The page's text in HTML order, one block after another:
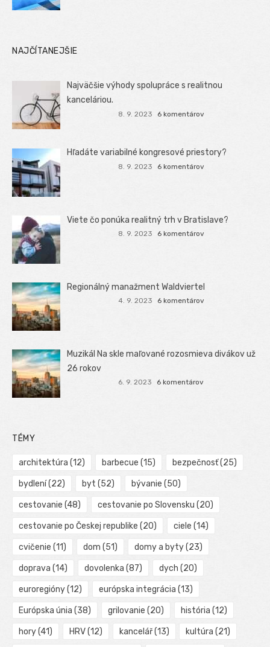
NAJČÍTANEJŠIE
Najväčšie výhody spolupráce s realitnou
kanceláriou.
8. 9. 2023 6 komentárov
Hľadáte variabilné kongresové priestory?
8. 9. 2023 6 komentárov
Viete čo ponúka realitný trh v Bratislave?
8. 9. 2023 6 komentárov
Regionálný manažment Waldviertel
4. 9. 2023 6 komentárov
Muzikál Na skle maľované rozosmieva divákov už
26 rokov
6. 9. 2023 6 komentárov
TÉMY
architektúra (12) barbecue (15) bezpečnosť(25)
bydlení(22) byt (52) bývanie (50)
cestovanie (48) cestovanie po Slovensku (20)
cestovanie po Českej republike (20) ciele (14)
cvičenie (11) dom (51) domy a byty(23)
doprava (14) dovolenka (87) dych (20)
euroregióny(12) európska integrácia (13)
Európska únia (38) grilovanie (20) história (12)
hory(41) HRV(12) kancelář(13) kultúra (21)